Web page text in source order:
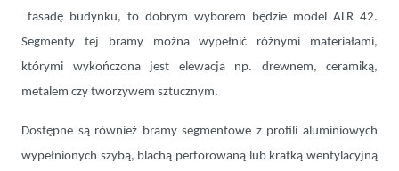
fasadę budynku, to dobrym wyborem będzie model ALR 42.
Segmenty tej bramy można wypełnić różnymi materiałami,
którymi wykończona jest elewacja np. drewnem, ceramiką,
metalem czy tworzywem sztucznym.
Dostępne są również bramy segmentowe z profili aluminiowych
wypełnionych szybą, blachą perforowaną lub kratką wentylacyjną